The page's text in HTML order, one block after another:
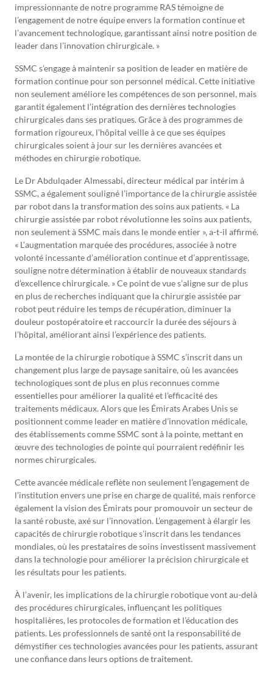
impressionnante de notre programme RAS témoigne de
l’engagement de notre équipe envers la formation continue et
l’avancement technologique, garantissant ainsi notre position de
leader dans l’innovation chirurgicale. »
SSMC s’engage à maintenir sa position de leader en matière de
formation continue pour son personnel médical. Cette initiative
non seulement améliore les compétences de son personnel, mais
garantit également l’intégration des dernières technologies
chirurgicales dans ses pratiques. Grâce à des programmes de
formation rigoureux, l’hôpital veille à ce que ses équipes
chirurgicales soient à jour sur les dernières avancées et
méthodes en chirurgie robotique.
Le Dr Abdulqader Almessabi, directeur médical par intérim à
SSMC, a également souligné l’importance de la chirurgie assistée
par robot dans la transformation des soins aux patients. « La
chirurgie assistée par robot révolutionne les soins aux patients,
non seulement à SSMC mais dans le monde entier », a-t-il affirmé.
« L’augmentation marquée des procédures, associée à notre
volonté incessante d’amélioration continue et d’apprentissage,
souligne notre détermination à établir de nouveaux standards
d’excellence chirurgicale. » Ce point de vue s’aligne sur de plus
en plus de recherches indiquant que la chirurgie assistée par
robot peut réduire les temps de récupération, diminuer la
douleur postopératoire et raccourcir la durée des séjours à
l’hôpital, améliorant ainsi l’expérience des patients.
La montée de la chirurgie robotique à SSMC s’inscrit dans un
changement plus large de paysage sanitaire, où les avancées
technologiques sont de plus en plus reconnues comme
essentielles pour améliorer la qualité et l’efficacité des
traitements médicaux. Alors que les Émirats Arabes Unis se
positionnent comme leader en matière d’innovation médicale,
des établissements comme SSMC sont à la pointe, mettant en
œuvre des technologies de pointe qui pourraient redéfinir les
normes chirurgicales.
Cette avancée médicale reflète non seulement l’engagement de
l’institution envers une prise en charge de qualité, mais renforce
également la vision des Émirats pour promouvoir un secteur de
la santé robuste, axé sur l’innovation. L’engagement à élargir les
capacités de chirurgie robotique s’inscrit dans les tendances
mondiales, où les prestataires de soins investissent massivement
dans la technologie pour améliorer la précision chirurgicale et
les résultats pour les patients.
À l’avenir, les implications de la chirurgie robotique vont au-delà
des procédures chirurgicales, influençant les politiques
hospitalières, les protocoles de formation et l’éducation des
patients. Les professionnels de santé ont la responsabilité de
démystifier ces technologies avancées pour les patients, assurant
une confiance dans leurs options de traitement.